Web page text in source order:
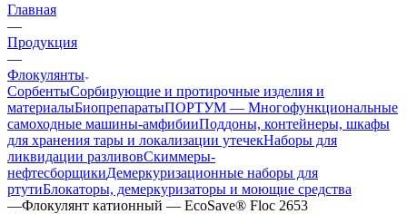
Главная
—
Продукция
—
Флокулянты
СорбентыСорбирующие и протирочные изделия и
материалыБиопрепаратыПОРТУМ — Многофункциональные
самоходные машины-амфибииПоддоны, контейнеры, шкафы
для хранения тары и локализации утечекНаборы для
ликвидации разливовСкиммеры-
нефтесборщикиДемеркуризационные наборы для
ртутиБлокаторы, демеркуризаторы и моющие средства
—Флокулянт катионный — EcoSave® Floc 2653